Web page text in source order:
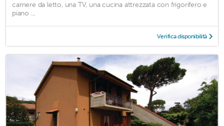
camere da letto, una TV, una cucina attrezzata con frigorifero e
piano ...
Verifica disponibilità